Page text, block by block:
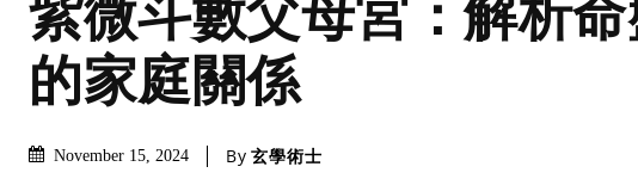
紫微斗數父母宮：解析命
的家庭關係
November 15, 2024 By 玄學術士